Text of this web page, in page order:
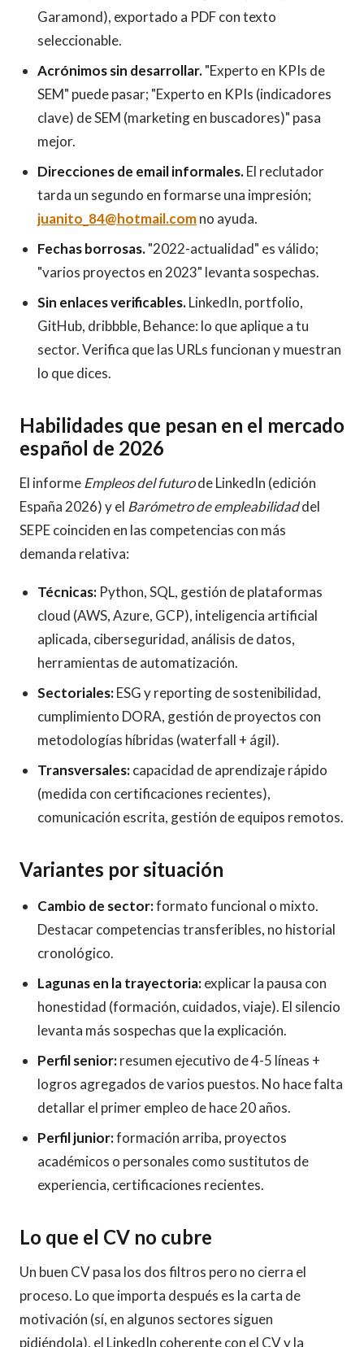
Garamond), exportado a PDF con texto
seleccionable.
Acrónimos sin desarrollar."Experto en KPIs de
SEM" puede pasar; "Experto en KPIs (indicadores
clave) de SEM (marketing en buscadores)" pasa
mejor.
Direcciones de email informales.El reclutador
tarda un segundo en formarse una impresión;
juanito_84@hotmail.comno ayuda.
Fechas borrosas."2022-actualidad" es válido;
"varios proyectos en 2023" levanta sospechas.
Sin enlaces verificables.LinkedIn, portfolio,
GitHub, dribbble, Behance: lo que aplique a tu
sector. Verifica que las URLs funcionan y muestran
lo que dices.
Habilidades que pesan en el mercado
español de 2026
El informeEmpleos del futurode LinkedIn (edición
España 2026) y el Barómetro de empleabilidaddel
SEPE coinciden en las competencias con más
demanda relativa:
Técnicas: Python, SQL, gestión de plataformas
cloud (AWS, Azure, GCP), inteligencia artificial
aplicada, ciberseguridad, análisis de datos,
herramientas de automatización.
Sectoriales:ESG y reporting de sostenibilidad,
cumplimiento DORA, gestión de proyectos con
metodologías híbridas (waterfall + ágil).
Transversales:capacidad de aprendizaje rápido
(medida con certificaciones recientes),
comunicación escrita, gestión de equipos remotos.
Variantes por situación
Cambio de sector:formato funcional o mixto.
Destacar competencias transferibles, no historial
cronológico.
Lagunas en la trayectoria:explicar la pausa con
honestidad (formación, cuidados, viaje). El silencio
levanta más sospechas que la explicación.
Perfil senior:resumen ejecutivo de 4-5 líneas +
logros agregados de varios puestos. No hace falta
detallar el primer empleo de hace 20 años.
Perfil junior:formación arriba, proyectos
académicos o personales como sustitutos de
experiencia, certificaciones recientes.
Lo que el CV no cubre
Un buen CV pasa los dos filtros pero no cierra el
proceso. Lo que importa después es la carta de
motivación (sí, en algunos sectores siguen
pidiéndola), el LinkedIn coherente con el CV y la